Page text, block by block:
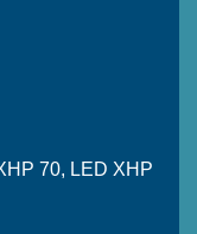
70, LED XHP